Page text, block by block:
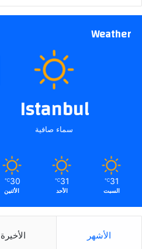
Weather
Istanbul
سماء صافية
31
℃
السبت
31
℃
الأحد
30
℃
الأثنين
الأشهر الأخيرة